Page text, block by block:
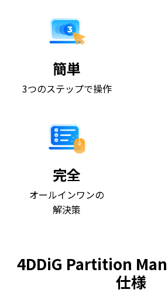
簡単
3つのステップで操作
完全
オールインワンの
解決策
4DDiG Partition
仕様